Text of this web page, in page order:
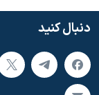
دنبال کنید